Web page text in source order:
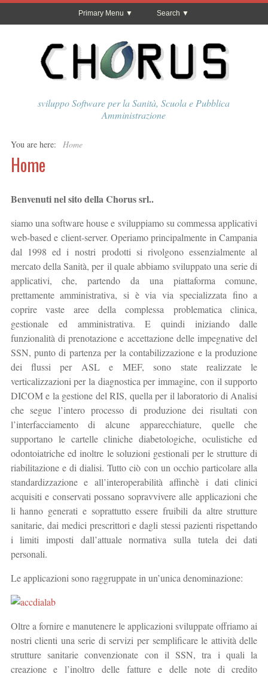
Primary Menu Search
sviluppo Software per la Sanità, Scuola e Pubblica
Amministrazione
You are here: Home
Home
Benvenuti nel sito della Chorus srl..
siamo una software house e sviluppiamo su commessa applicativi
web-based e client-server. Operiamo principalmente in Campania
dal 1998 ed i nostri prodotti si rivolgono essenzialmente al
mercato della Sanità, per il quale abbiamo sviluppato una serie di
applicativi, che, partendo da una piattaforma comune,
prettamente amministrativa, si è via via specializzata fino a
coprire vaste aree della complessa problematica clinica,
gestionale ed amministrativa. E quindi iniziando dalle
funzionalità di prenotazione e accettazione delle impegnative del
SSN, punto di partenza per la contabilizzazione e la produzione
dei flussi per ASL e MEF, sono state realizzate le
verticalizzazioni per la diagnostica per immagine, con il supporto
DICOM e la gestione del RIS, quella per il laboratorio di Analisi
che segue l’intero processo di produzione dei risultati con
l’interfacciamento di alcune apparecchiature, quelle che
supportano le cartelle cliniche diabetologiche, oculistiche ed
odontoiatriche ed inoltre le soluzioni gestionali per le strutture di
riabilitazione e di dialisi. Tutto ciò con un occhio particolare alla
standardizzazione e all’interoperabilità affinchè i dati clinici
acquisiti e conservati possano sopravvivere alle applicazioni che
li hanno generati e soprattutto essere fruibili da altre strutture
sanitarie, dai medici prescrittori e dagli stessi pazienti rispettando
i limiti imposti dall’attuale normativa sulla tutela dei dati
personali.
Le applicazioni sono raggruppate in un’unica denominazione:
Oltre a fornire e manutenere le applicazioni sviluppate offriamo ai
nostri clienti una serie di servizi per semplificare le attività delle
strutture sanitarie convenzionate con il SSN, tra i quali la
creazione e l’inoltro delle fatture e delle note di credito